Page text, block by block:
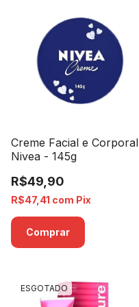
Creme Facial e Corporal
Nivea - 145g
R$49,90
R$47,41 com Pix
ESGOTADO